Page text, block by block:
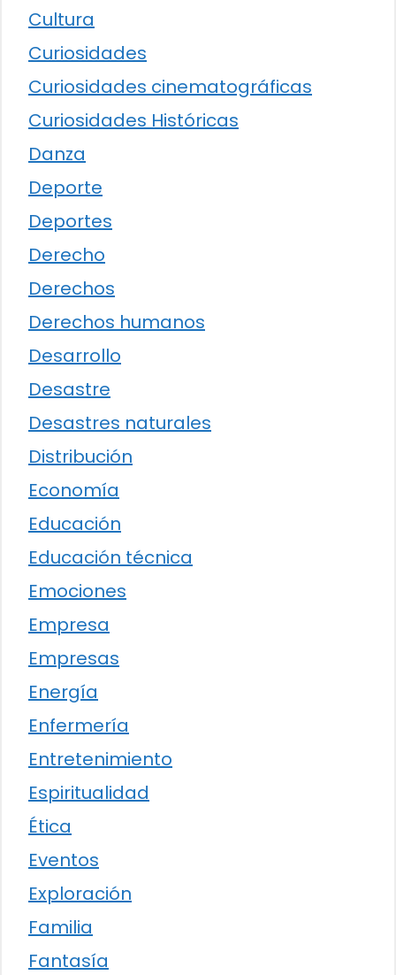
Cultura
Curiosidades
Curiosidades cinematográficas
Curiosidades Históricas
Danza
Deporte
Deportes
Derecho
Derechos
Derechos humanos
Desarrollo
Desastre
Desastres naturales
Distribución
Economía
Educación
Educación técnica
Emociones
Empresa
Empresas
Energía
Enfermería
Entretenimiento
Espiritualidad
Ética
Eventos
Exploración
Familia
Fantasía